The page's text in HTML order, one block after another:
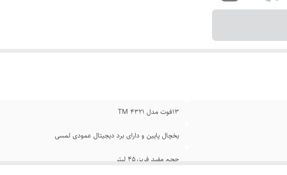
13فوت مدل TM 4321
یخچال پایین و دارای برد دیجیتال عمودی لمسی
حجم مفید فریزر45 لیتر